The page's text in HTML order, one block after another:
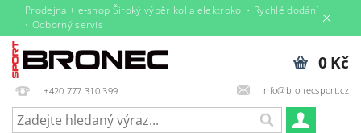
Prodejna + e‑shop Široký výběr kol a elektrokol • Rychlé dodání
• Odborný servis
+420 777 310 399 info@bronecsport.cz
0 Kč